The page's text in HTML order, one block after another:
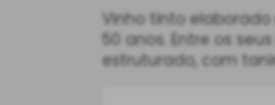
Vinho tinto
50 anos. Entre os
estruturado, com